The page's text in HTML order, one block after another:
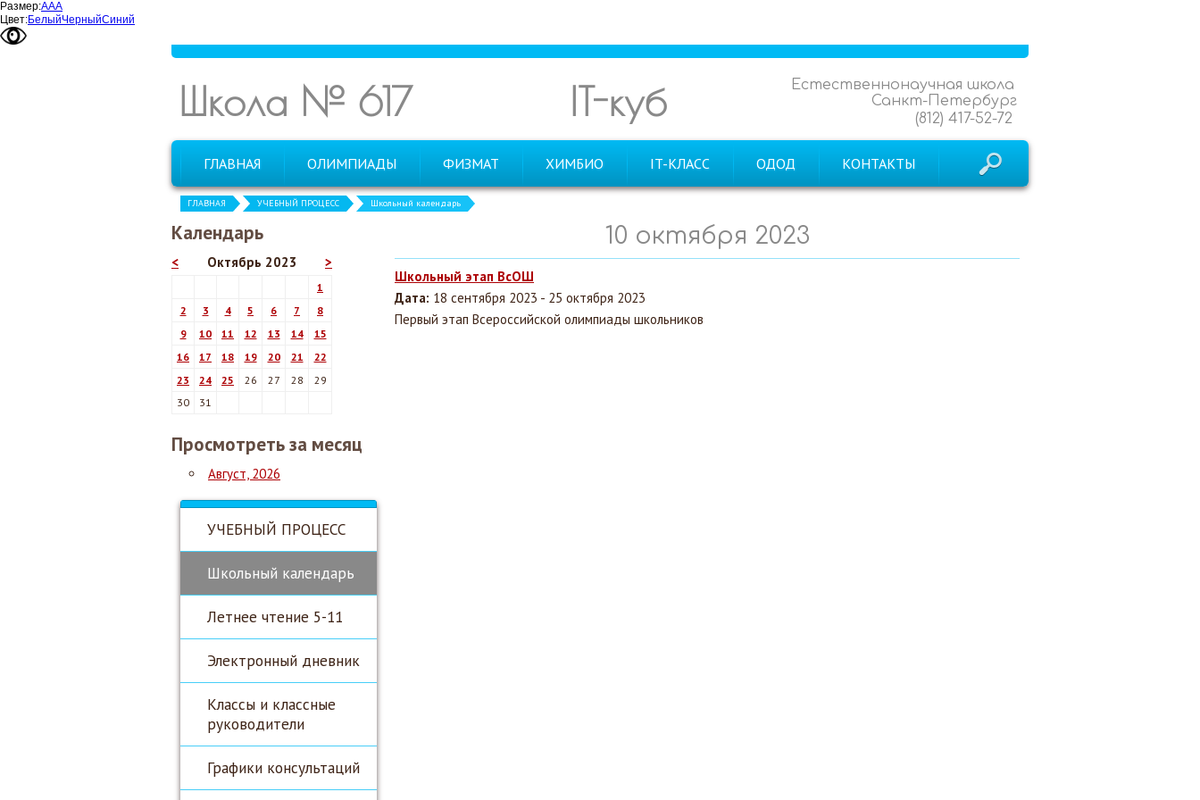
Размер:ААА
Цвет:БелыйЧерныйСиний
Школа № 617
Естественнонаучная школа
Санкт-Петербург
(812) 417-52-72
IT-куб
ГЛАВНАЯ ОЛИМПИАДЫ ФИЗМАТ ХИМБИО IT-КЛАСС ОДОД КОНТАКТЫ
ГЛАВНАЯ УЧЕБНЫЙ ПРОЦЕСС Школьный календарь
Календарь
< >
Октябрь 2023
1
2
3 4 5 6 7
8
9
10 11 12 13 14
15
16
17 18 19 20 21
22
23
24 25 26 27 28
29
30
31
Просмотреть за месяц
Август, 2026
УЧЕБНЫЙ ПРОЦЕСС
Школьный календарь
Летнее чтение 5-11
Электронный дневник
Классы и классные
руководители
Графики консультаций
10 октября 2023
Школьный этап ВсОШ
Дата: 18 сентября 2023 - 25 октября 2023
Первый этап Всероссийской олимпиады школьников